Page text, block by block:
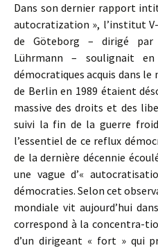
Dans son dernier rapport
autocratization », l’institut
de Göteborg – dirigé par
Lührmann – soulignait
démocratiques acquis dans
de Berlin en 1989 étaient
massive des droits et des
suivi la fin de la guerre
l’essentiel de ce reflux
de la dernière décennie
une vague d’«
démocraties. Selon cet
mondiale vit aujourd’hui
correspond à la concentra-
d’un dirigeant « fort » qui